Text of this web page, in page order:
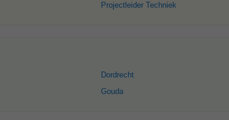
Projectleider Techniek
Dordrecht
Gouda